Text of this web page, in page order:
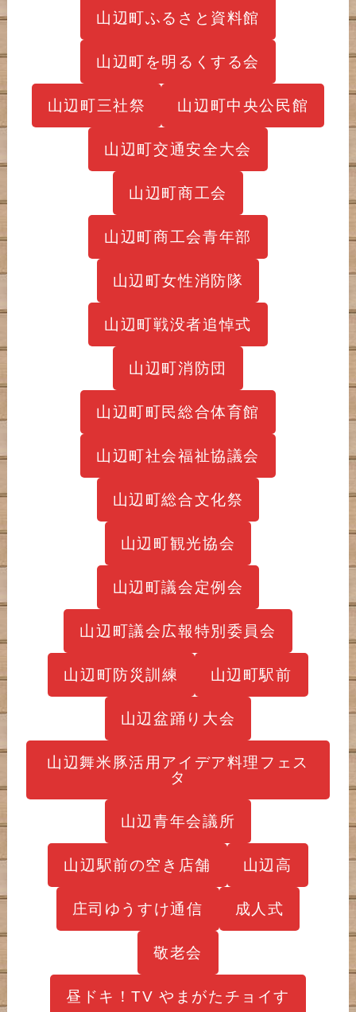
山辺町ふるさと資料館
山辺町を明るくする会
山辺町三社祭 山辺町中央公民館
山辺町交通安全大会
山辺町商工会
山辺町商工会青年部
山辺町女性消防隊
山辺町戦没者追悼式
山辺町消防団
山辺町町民総合体育館
山辺町社会福祉協議会
山辺町総合文化祭
山辺町観光協会
山辺町議会定例会
山辺町議会広報特別委員会
山辺町防災訓練 山辺町駅前
山辺盆踊り大会
山辺舞米豚活用アイデア料理フェス
タ
山辺青年会議所
山辺駅前の空き店舗 山辺高
庄司ゆうすけ通信 成人式
敬老会
昼ドキ！TV やまがたチョイす